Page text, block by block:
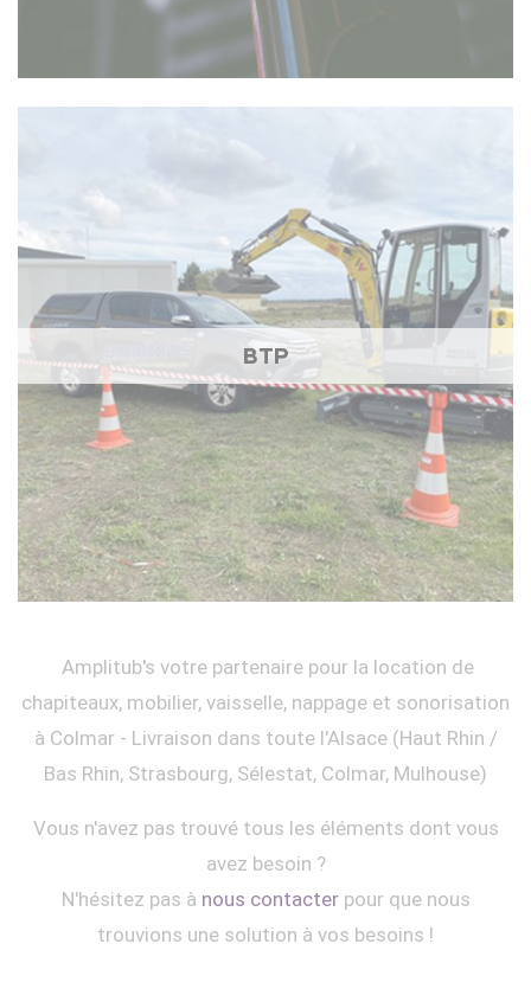
BTP
Amplitub's votre partenaire pour la location de
chapiteaux, mobilier, vaisselle, nappage et sonorisation
à Colmar - Livraison dans toute l'Alsace (Haut Rhin /
Bas Rhin, Strasbourg, Sélestat, Colmar, Mulhouse)
Vous n'avez pas trouvé tous les éléments dont vous
avez besoin ?
N'hésitez pas à nous contacterpour que nous
trouvions une solution à vos besoins !